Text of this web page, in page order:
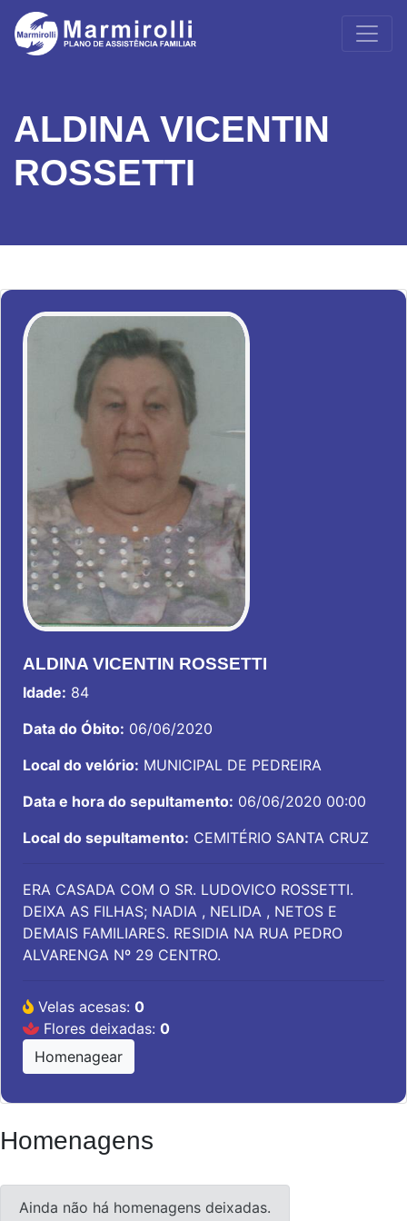
ALDINA VICENTIN
ROSSETTI
ALDINA VICENTIN ROSSETTI
Idade: 84
Data do Óbito: 06/06/2020
Local do velório: MUNICIPAL DE PEDREIRA
Data e hora do sepultamento: 06/06/2020 00:00
Local do sepultamento: CEMITÉRIO SANTA CRUZ
ERA CASADA COM O SR. LUDOVICO ROSSETTI.
DEIXA AS FILHAS; NADIA , NELIDA , NETOS E
DEMAIS FAMILIARES. RESIDIA NA RUA PEDRO
ALVARENGA Nº 29 CENTRO.
Velas acesas: 0
Flores deixadas: 0
Homenagear
Homenagens
Ainda não há homenagens deixadas.